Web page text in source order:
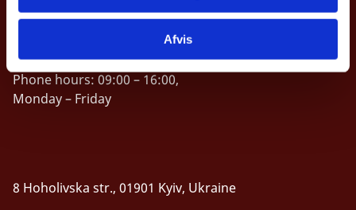
Afvis
+38 044 200 12 60
Phone hours: 09:00 – 16:00,
Monday – Friday
8 Hoholivska str., 01901 Kyiv, Ukraine